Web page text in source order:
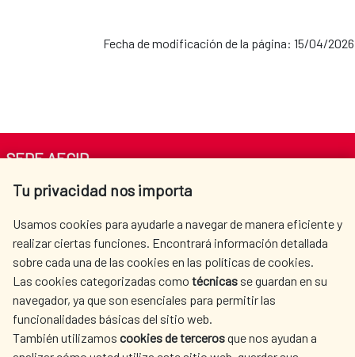
Fecha de modificación de la página: 15/04/2026
Tu privacidad nos importa
Usamos cookies para ayudarle a navegar de manera eficiente y
realizar ciertas funciones. Encontrará información detallada
sobre cada una de las cookies en las políticas de cookies.
Las cookies categorizadas como técnicas se guardan en su
navegador, ya que son esenciales para permitir las
funcionalidades básicas del sitio web.
También utilizamos cookies de tercerosque nos ayudan a
SEDE AECID
Av. Reyes Católicos 4 - 28040 Madrid
centro.informacion@aecid.es
LA AECID
DÓNDE COOPERAMOS
ACCIÓN HUMANITARIA
SALA DE PRENSA
CULTURA Y CIENCIA
BIBLIOTECA